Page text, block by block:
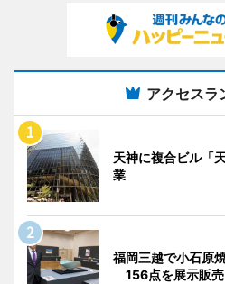
アクセスラ
天神に複合ビル「
業
福岡三越で小石原
156点を展示販売